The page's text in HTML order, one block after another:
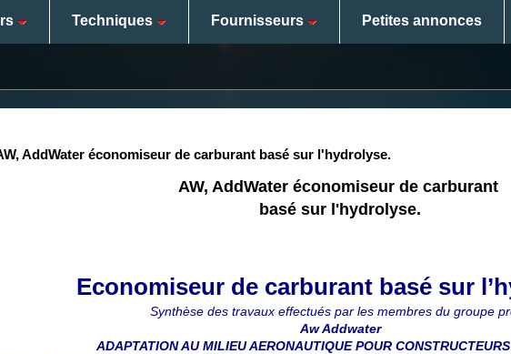
Techniques Fournisseurs Petites annonces
AddWater économiseur de carburant basé sur l'hydrolyse.
AW, AddWater économiseur de carburant
basé sur l'hydrolyse.
Economiseur de carburant basé sur
Synthèse des travaux effectués par les membres du groupe
Aw Addwater
ADAPTATION AU MILIEU AERONAUTIQUE POUR